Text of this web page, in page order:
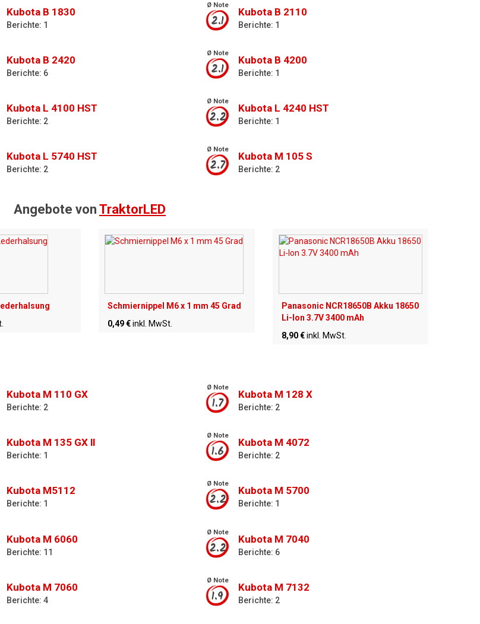
Kubota B 1830
Berichte: 1
Ø Note
2.1
Kubota B 2110
Berichte: 1
Kubota B 2420
Berichte: 6
Ø Note
2.1
Kubota B 4200
Berichte: 1
Kubota L 4100 HST
Berichte: 2
Ø Note
2.2
Kubota L 4240 HST
Berichte: 1
Kubota L 5740 HST
Berichte: 2
Ø Note
2.7
Kubota M 105 S
Berichte: 2
Angebote von TraktorLED
Schmiernippel M6 x 1 mm 45 Grad
0,49 €inkl. MwSt.
Panasonic NCR18650B Akku 18650
Li-Ion 3.7V 3400 mAh
8,90 € inkl. MwSt.
Kubota M 110 GX
Berichte: 2
Ø Note
1.7
Kubota M 128 X
Berichte: 2
Kubota M 135 GX ll
Berichte: 1
Ø Note
1.6
Kubota M 4072
Berichte: 2
Kubota M5112
Berichte: 1
Ø Note
2.2
Kubota M 5700
Berichte: 1
Kubota M 6060
Berichte: 11
Ø Note
2.2
Kubota M 7040
Berichte: 6
Kubota M 7060
Berichte: 4
Ø Note
1.9
Kubota M 7132
Berichte: 2